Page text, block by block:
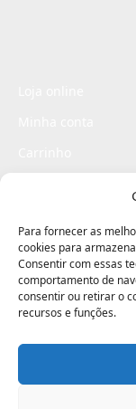
Para fornecer as
cookies para
Consentir com essas
comportamento de
consentir ou retirar o
recursos e funções.